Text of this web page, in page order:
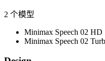
2 个模型
Minimax Speech 02 HD
Minimax Speech 02